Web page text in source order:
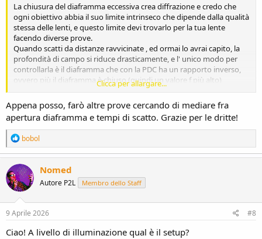
La chiusura del diaframma eccessiva crea diffrazione e credo che
ogni obiettivo abbia il suo limite intrinseco che dipende dalla qualità
stessa delle lenti, e questo limite devi trovarlo per la tua lente
facendo diverse prove.
Quando scatti da distanze ravvicinate , ed ormai lo avrai capito, la
profondità di campo si riduce drasticamente, e l' unico modo per
controllarla è il diaframma che con la PDC ha un rapporto inverso,
ovvero più il diaframma è chiuso (quindi un valore f più alto)
maggiore sarà la zona nitida, ovvero la porzione di spazio che ricade
nella profondità di campo.
Poi ci sono altre strade più laboriose per aumentare la zona nitida
ovvero la tecnica del FocusStacking, ma questo è un' altro discorso.
Clicca per allargare...
Appena posso, farò altre prove cercando di mediare fra
apertura diaframma e tempi di scatto. Grazie per le dritte!
R
e
a
c
t
i
o
n
s
bobol
Nomed
Autore P2L Membro dello Staff
9 Aprile 2026 #8
Ciao! A livello di illuminazione qual è il setup?